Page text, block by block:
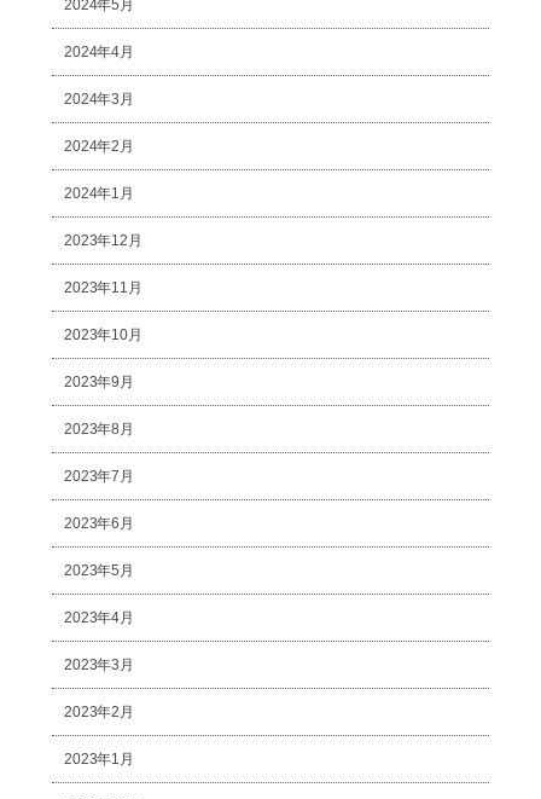
2024年5月
2024年4月
2024年3月
2024年2月
2024年1月
2023年12月
2023年11月
2023年10月
2023年9月
2023年8月
2023年7月
2023年6月
2023年5月
2023年4月
2023年3月
2023年2月
2023年1月